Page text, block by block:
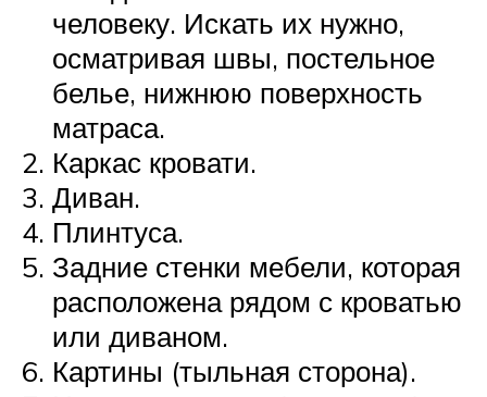
человеку. Искать их нужно,
осматривая швы, постельное
белье, нижнюю поверхность
матраса.
Каркас кровати.
Диван.
Плинтуса.
Задние стенки мебели, которая
расположена рядом с кроватью
или диваном.
Картины (тыльная сторона).